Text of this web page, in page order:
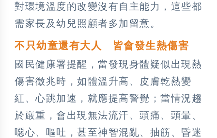
對環境溫度的改變沒有自主能力，這些都
需家長及幼兒照顧者多加留意。
不只幼童還有大人 皆會發生熱傷害
國民健康署提醒，當發現身體疑似出現熱
傷害徵兆時，如體溫升高、皮膚乾熱變
紅、心跳加速，就應提高警覺；當情況趨
於嚴重，會出現無法流汗、頭痛、頭暈、
噁心、嘔吐，甚至神智混亂、抽筋、昏迷